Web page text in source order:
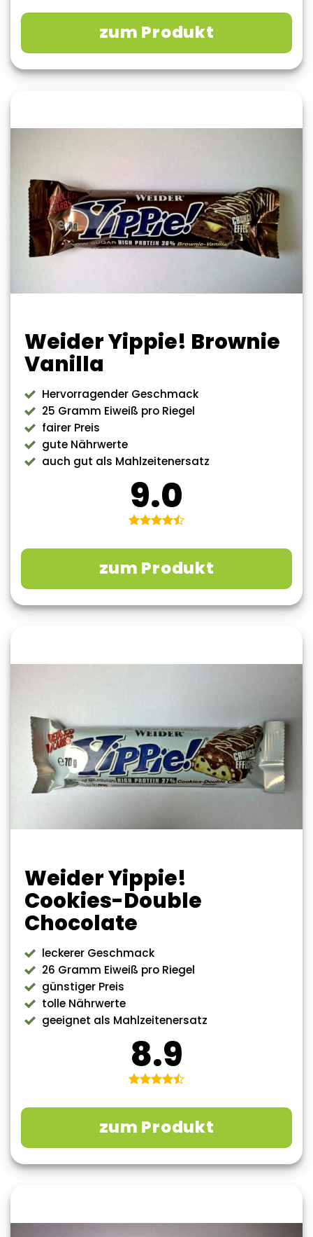
zum Produkt
Weider Yippie! Brownie
Vanilla
Hervorragender Geschmack
25 Gramm Eiweiß pro Riegel
fairer Preis
gute Nährwerte
auch gut als Mahlzeitenersatz
9.0
zum Produkt
Weider Yippie!
Cookies-Double
Chocolate
leckerer Geschmack
26 Gramm Eiweiß pro Riegel
günstiger Preis
tolle Nährwerte
geeignet als Mahlzeitenersatz
8.9
zum Produkt